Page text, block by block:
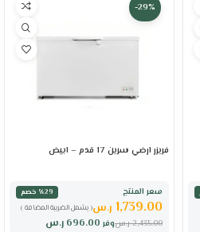
-29%
فريزر ارضي سرين 17 قدم – ابيض
سعر المنتج
٪29 خصم
( يشمل الضريبة المضافة )
1,739.00 ر.س
وفر 696.00 ر.س 2,435.00 ر.س